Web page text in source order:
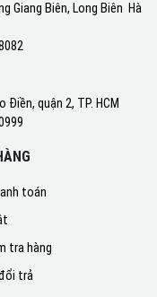
Giang Biên, Long Biên Hà
quận 2, TP. HCM
toán
tra hàng
trả